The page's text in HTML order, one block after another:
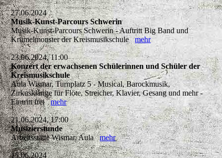
27.06.2024
Musik-Kunst-Parcours Schwerin
Musik-Kunst-Parcours Schwerin - Auftritt Big Band und
Krümelmonster der Kreismusikschulemehr
23.06.2024, 11:00
Konzert der erwachsenen Schülerinnen und Schüler der
Kreismusikschule
Aula Wismar, Turnplatz 5 - Musical, Barockmusik,
Zirkusklänge für Flöte, Streicher, Klavier, Gesang und mehr -
Eintritt freimehr
21.06.2024, 17:00
Musizierstunde
Arbeitsstätte Wismar, Aulamehr
15.06.2024